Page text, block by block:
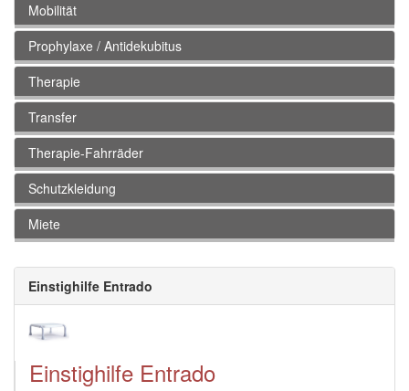
Mobilität
Prophylaxe / Antidekubitus
Therapie
Transfer
Therapie-Fahrräder
Schutzkleidung
Miete
Einstighilfe Entrado
Einstighilfe Entrado